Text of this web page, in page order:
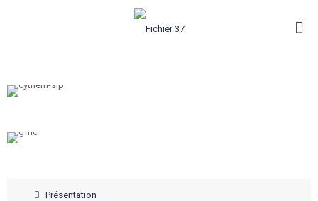
Présentation